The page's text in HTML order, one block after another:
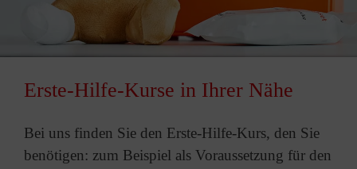
Erste-Hilfe-Kurse in Ihrer Nähe
Bei uns finden Sie den Erste-Hilfe-Kurs, den Sie
benötigen: zum Beispiel als Voraussetzung für den